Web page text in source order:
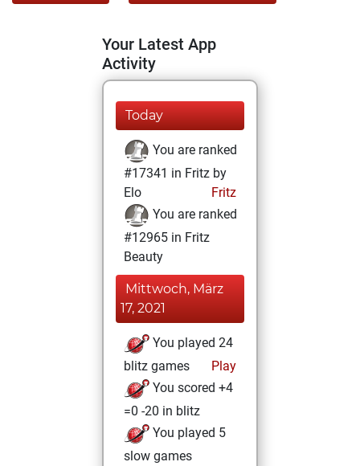
Your Latest App
Activity
Today
You are ranked
#17341 in Fritz by
Elo
Fritz
You are ranked
#12965 in Fritz
Beauty
Mittwoch, März
17, 2021
You played 24
blitz games
Play
You scored +4
=0 -20 in blitz
You played 5
slow games